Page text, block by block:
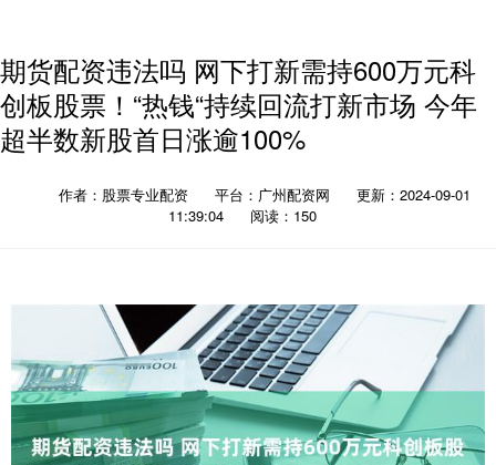
期货配资违法吗 网下打新需持600万元科
创板股票！“热钱“持续回流打新市场 今年
超半数新股首日涨逾100%
作者：股票专业配资 平台：广州配资网
更新：2024-09-01
11:39:04
阅读：150